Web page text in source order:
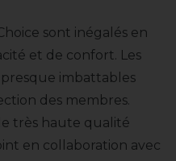
sont inégalés en
et de confort. Les
imbattables
des membres.
très haute qualité
en collaboration avec